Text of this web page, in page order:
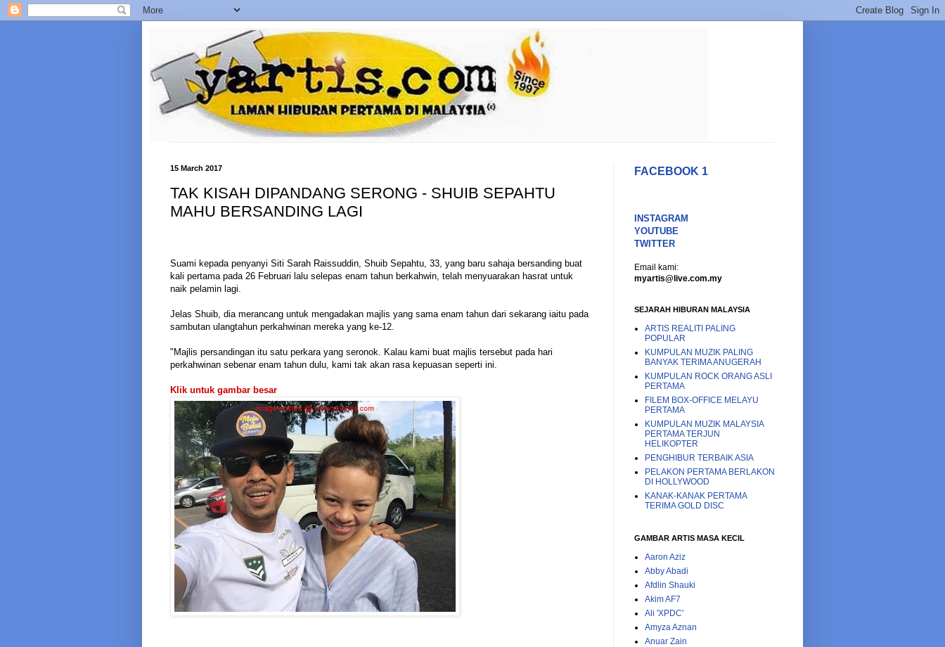
15 March 2017
TAK KISAH DIPANDANG SERONG - SHUIB SEPAHTU
MAHU BERSANDING LAGI
Suami kepada penyanyi Siti Sarah Raissuddin, Shuib Sepahtu, 33, yang baru sahaja bersanding buat
kali pertama pada 26 Februari lalu selepas enam tahun berkahwin, telah menyuarakan hasrat untuk
naik pelamin lagi.
Jelas Shuib, dia merancang untuk mengadakan majlis yang sama enam tahun dari sekarang iaitu pada
sambutan ulangtahun perkahwinan mereka yang ke-12.
"Majlis persandingan itu satu perkara yang seronok. Kalau kami buat majlis tersebut pada hari
perkahwinan sebenar enam tahun dulu, kami tak akan rasa kepuasan seperti ini.
Klik untuk gambar besar
FACEBOOK 1
INSTAGRAM
YOUTUBE
TWITTER
Email kami:
myartis@live.com.my
SEJARAH HIBURAN MALAYSIA
ARTIS REALITI PALING
POPULAR
KUMPULAN MUZIK PALING
BANYAK TERIMA ANUGERAH
KUMPULAN ROCK ORANG ASLI
PERTAMA
FILEM BOX-OFFICE MELAYU
PERTAMA
KUMPULAN MUZIK MALAYSIA
PERTAMA TERJUN
HELIKOPTER
PENGHIBUR TERBAIK ASIA
PELAKON PERTAMA BERLAKON
DI HOLLYWOOD
KANAK-KANAK PERTAMA
TERIMA GOLD DISC
GAMBAR ARTIS MASA KECIL
Aaron Aziz
Abby Abadi
Afdlin Shauki
Akim AF7
Ali 'XPDC'
Amyza Aznan
Anuar Zain